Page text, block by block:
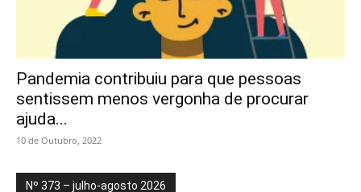
Pandemia contribuiu para que pessoas
sentissem menos vergonha de procurar
ajuda...
10 de Outubro, 2022
Nº 373 – julho-agosto 2026